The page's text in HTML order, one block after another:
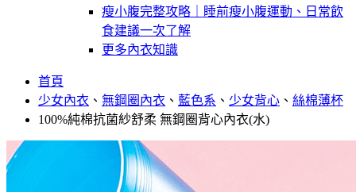
瘦小腹完整攻略｜睡前瘦小腹運動、日常飲
食建議一次了解
更多內衣知識
首頁
少女內衣 、 無鋼圈內衣 、 藍色系 、 少女背心 、 絲棉薄杯
100%純棉抗菌紗舒柔 無鋼圈背心內衣(水)